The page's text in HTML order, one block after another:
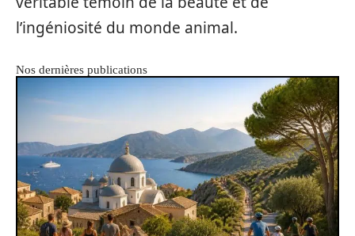
l’ingéniosité du monde animal.
Nos dernières publications